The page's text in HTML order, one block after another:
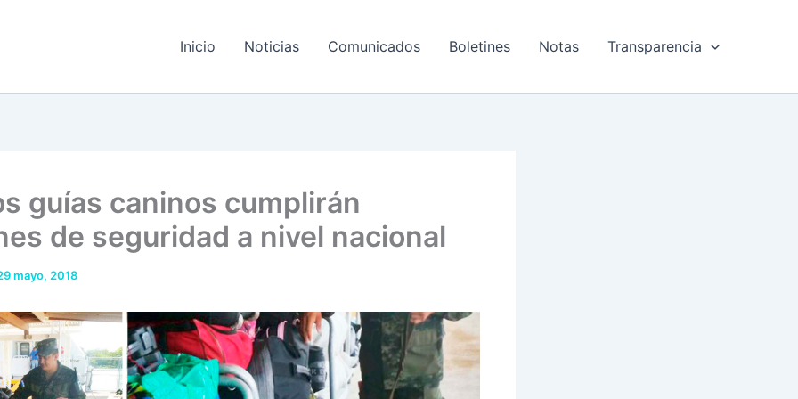
Inicio Noticias Comunicados Boletines Notas Transparencia
guías caninos cumplirán
de seguridad a nivel nacional
mayo, 2018